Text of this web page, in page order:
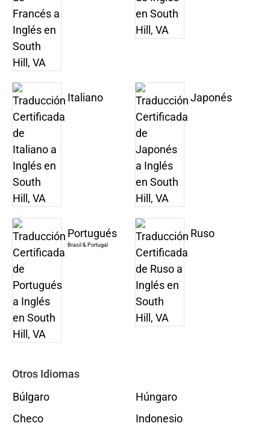
Italiano Japonés
Portugués
Brasil & Portugal
Ruso
Otros Idiomas
Búlgaro
Checo
Húngaro
Indonesio